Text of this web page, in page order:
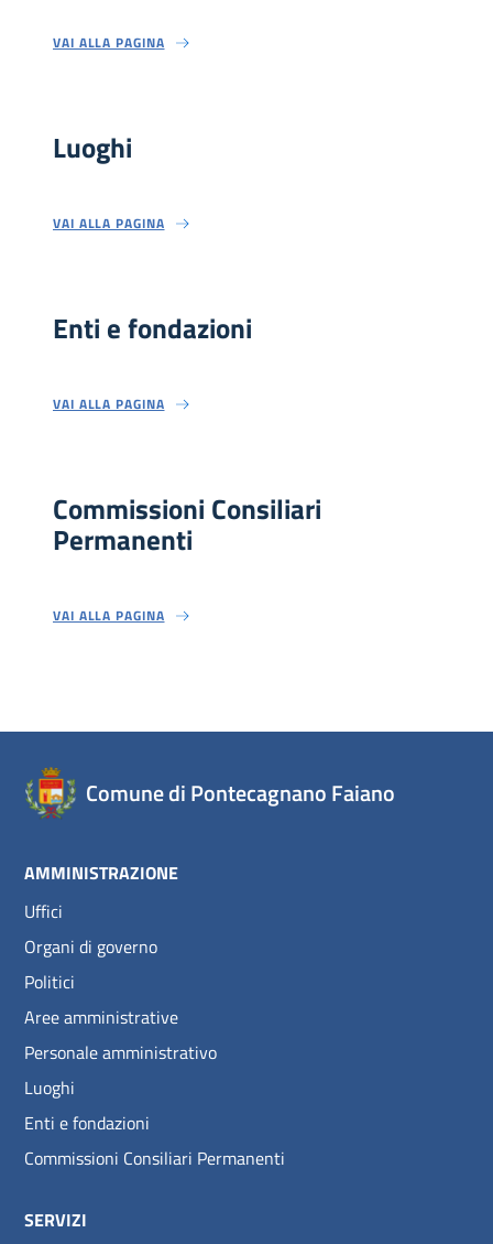
VAI ALLA PAGINA
Luoghi
VAI ALLA PAGINA
Enti e fondazioni
VAI ALLA PAGINA
Commissioni Consiliari
Permanenti
VAI ALLA PAGINA
Comune di Pontecagnano Faiano
AMMINISTRAZIONE
Uffici
Organi di governo
Politici
Aree amministrative
Personale amministrativo
Luoghi
Enti e fondazioni
Commissioni Consiliari Permanenti
SERVIZI